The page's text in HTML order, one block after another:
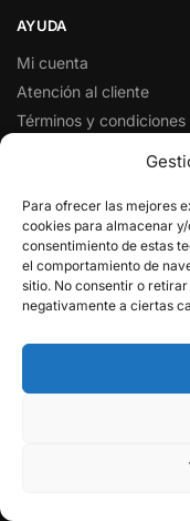
Para ofrecer las mejores
cookies para almacenar
consentimiento de estas
el comportamiento de
sitio. No consentir o
negativamente a ciertas
AYUDA
Mi cuenta
Atención al cliente
Términos y condiciones
SÍGUENOS EN REDES
Facebook
Twitter
Instagram
Youtube
(HANDYTRON